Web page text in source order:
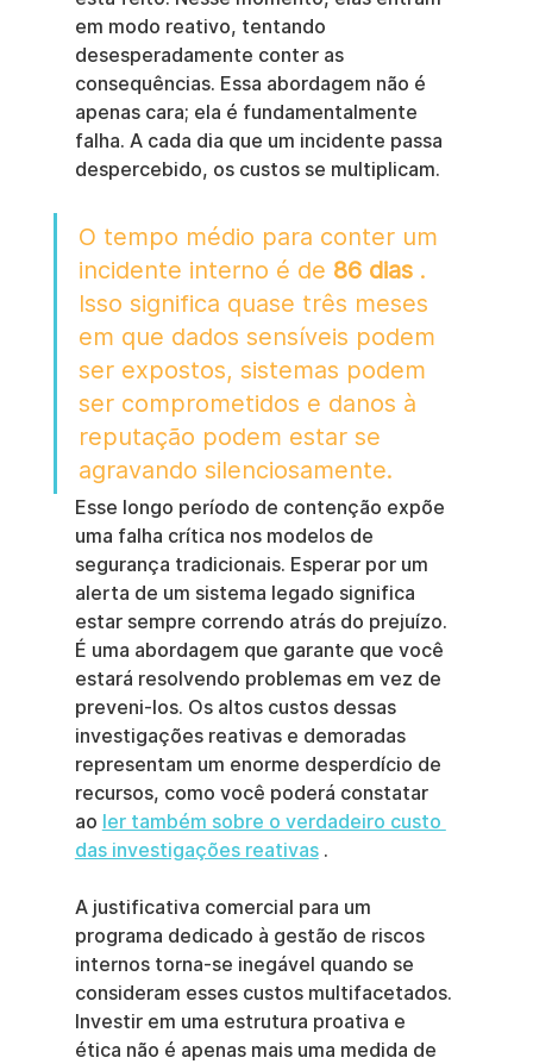
em modo reativo, tentando
desesperadamente conter as
consequências. Essa abordagem não é
apenas cara; ela é fundamentalmente
falha. A cada dia que um incidente passa
despercebido, os custos se multiplicam.
O tempo médio para conter um
incidente interno é de 86 dias .
Isso significa quase três meses
em que dados sensíveis podem
ser expostos, sistemas podem
ser comprometidos e danos à
reputação podem estar se
agravando silenciosamente.
Esse longo período de contenção expõe
uma falha crítica nos modelos de
segurança tradicionais. Esperar por um
alerta de um sistema legado significa
estar sempre correndo atrás do prejuízo.
É uma abordagem que garante que você
estará resolvendo problemas em vez de
preveni-los. Os altos custos dessas
investigações reativas e demoradas
representam um enorme desperdício de
recursos, como você poderá constatar
ao ler também sobre o verdadeiro custo
das investigações reativas .
A justificativa comercial para um
programa dedicado à gestão de riscos
internos torna-se inegável quando se
consideram esses custos multifacetados.
Investir em uma estrutura proativa e
ética não é apenas mais uma medida de